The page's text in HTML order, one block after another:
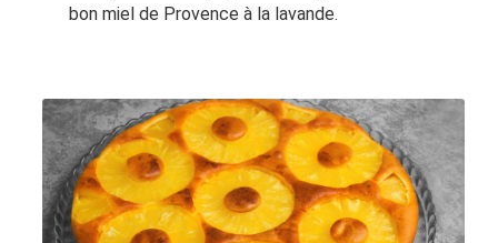
bon miel de Provence à la lavande.